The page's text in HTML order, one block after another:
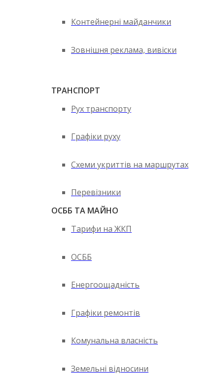
Контейнерні майданчики
Зовнішня реклама, вивіски
ТРАНСПОРТ
Рух транспорту
Графіки руху
Схеми укриттів на маршрутах
Перевізники
ОСББ ТА МАЙНО
Тарифи на ЖКП
ОСББ
Енергоощадність
Графіки ремонтів
Комунальна власність
Земельні відносини